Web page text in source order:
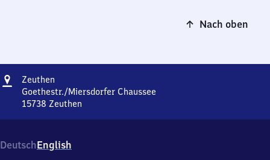
Nach oben
Adresse
Zeuthen
Goethestr./Miersdorfer Chaussee
15738 Zeuthen
Chaussee,
1
DeutschEnglish